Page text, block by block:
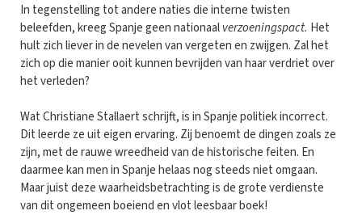
In tegenstelling tot andere naties die interne twisten
beleefden, kreeg Spanje geen nationaalverzoeningspact. Het
hult zich liever in de nevelen van vergeten en zwijgen. Zal het
zich op die manier ooit kunnen bevrijden van haar verdriet over
het verleden?
Wat Christiane Stallaert schrijft, is in Spanje politiek incorrect.
Dit leerde ze uit eigen ervaring. Zij benoemt de dingen zoals ze
zijn, met de rauwe wreedheid van de historische feiten. En
daarmee kan men in Spanje helaas nog steeds niet omgaan.
Maar juist deze waarheidsbetrachting is de grote verdienste
van dit ongemeen boeiend en vlot leesbaar boek!